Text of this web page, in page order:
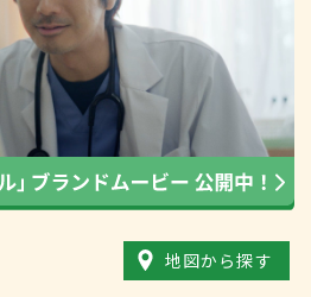
地図から探す